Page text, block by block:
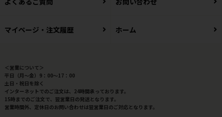
マイページ・注文履歴 ホーム
＜営業について＞
平日（月～金）9：00～17：00
土日・祝日を除く
インターネットでのご注文は、24時間承っております。
15時までのご注文で、翌営業日の発送となります。
営業時間外、定休日のお問い合わせは翌営業日のご対応となります。